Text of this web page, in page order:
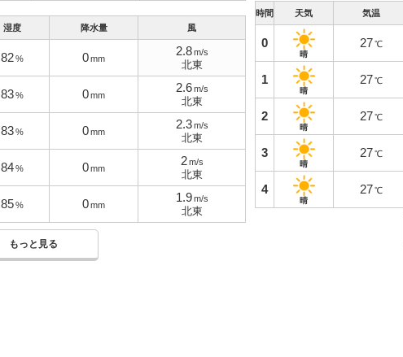
湿度 降水量 風
82 % 0mm
2.8 m/s
北東
83 % 0mm
2.6 m/s
北東
83 % 0mm
2.3 m/s
北東
84 % 0mm
2 m/s
北東
85 % 0mm
1.9 m/s
北東
もっと見る
時間 天気 気温
0
晴
27℃
1
晴
27℃
2
晴
27℃
3
晴
27℃
4
晴
27℃